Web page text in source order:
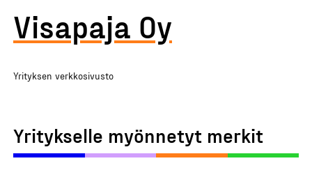
Visapaja Oy
Yrityksen verkkosivusto
Yritykselle myönnetyt merkit